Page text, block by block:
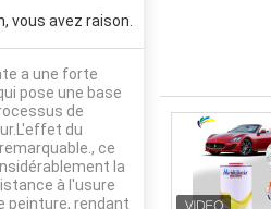
vous avez raison.
a une forte
pose une base
de
du
ce
la
à l'usure
peinture, rendant